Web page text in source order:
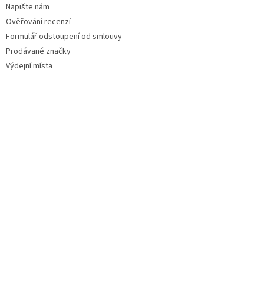
Napište nám
Ověřování recenzí
Formulář odstoupení od smlouvy
Prodávané značky
Výdejní místa